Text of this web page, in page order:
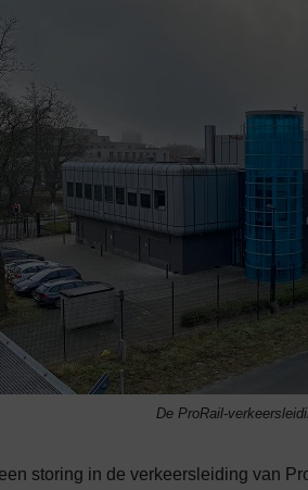
De ProRail-
storing in de verkeersleiding van